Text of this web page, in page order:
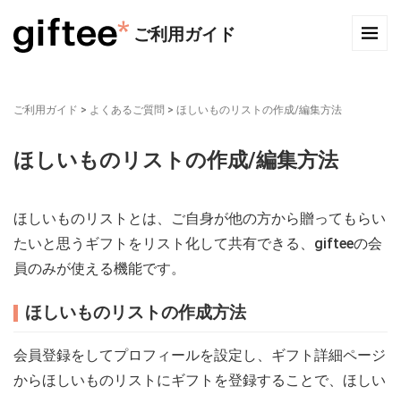
ご利用ガイド
ご利用ガイド > よくあるご質問 > ほしいものリストの作成/編集方法
ほしいものリストの作成/編集方法
ほしいものリストとは、ご自身が他の方から贈ってもらい
たいと思うギフトをリスト化して共有できる、gifteeの会
員のみが使える機能です。
ほしいものリストの作成方法
会員登録をしてプロフィールを設定し、ギフト詳細ページ
からほしいものリストにギフトを登録することで、ほしい